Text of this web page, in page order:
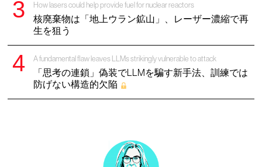
How lasers could help provide fuel for nuclear reactors
核廃棄物は「地上ウラン鉱山」、レーザー濃縮で再
生を狙う
A fundamental flaw leaves LLMs strikingly vulnerable to attack
「思考の連鎖」偽装でLLMを騙す新手法、訓練では
防げない構造的欠陥